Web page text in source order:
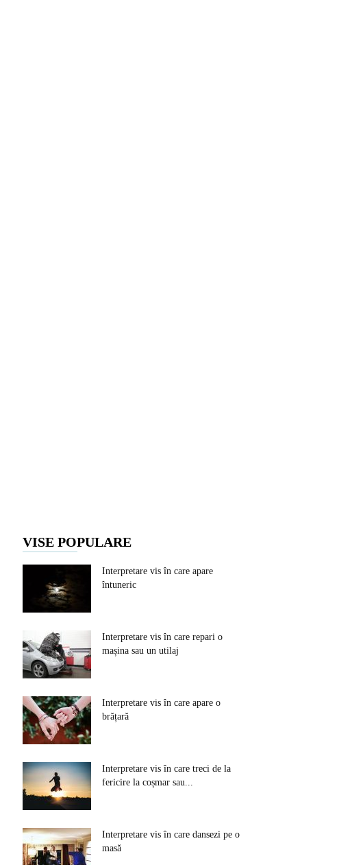
VISE POPULARE
Interpretare vis în care apare
întuneric
Interpretare vis în care repari o
mașina sau un utilaj
Interpretare vis în care apare o
brățară
Interpretare vis în care treci de la
fericire la coșmar sau...
Interpretare vis în care dansezi pe o
masă